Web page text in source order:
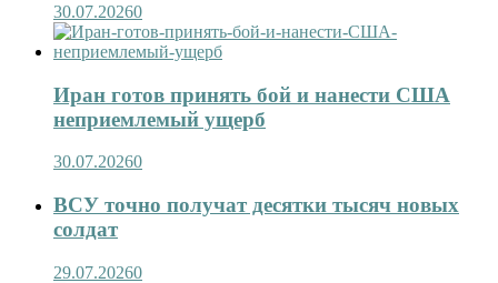
30.07.20260
Иран готов принять бой и нанести США
неприемлемый ущерб
30.07.20260
ВСУ точно получат десятки тысяч новых
солдат
29.07.20260